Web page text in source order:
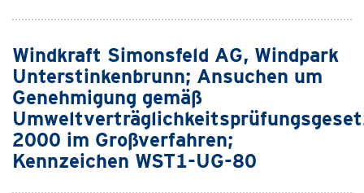
Windkraft Simonsfeld AG, Windpark
Unterstinkenbrunn; Ansuchen um
Genehmigung gemäß
2000 im Großverfahren;
Kennzeichen WST1-UG-80